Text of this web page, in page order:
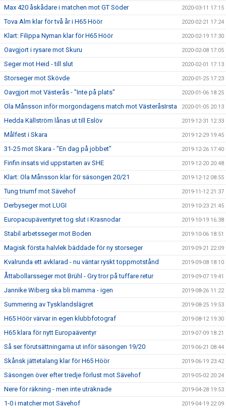
Max 420 åskådare i matchen mot GT Söder 2020-03-11 17:15
Tova Alm klar för två år i H65 Höör 2020-02-21 17:24
Klart: Filippa Nyman klar för H65 Höör 2020-02-19 17:30
Oavgjort i rysare mot Skuru 2020-02-08 17:05
Seger mot Heid - till slut 2020-02-01 17:13
Storseger mot Skövde 2020-01-25 17:23
Oavgjort mot Västerås - "Inte på plats" 2020-01-06 18:25
Ola Månsson inför morgondagens match mot VästeråsIrsta 2020-01-05 20:13
Hedda Källström lånas ut till Eslöv 2019-12-31 12:33
Målfest i Skara 2019-12-29 19:45
31-25 mot Skara - "En dag på jobbet" 2019-12-26 17:40
Finfin insats vid uppstarten av SHE 2019-12-20 20:48
Klart: Ola Månsson klar för säsongen 20/21 2019-12-12 08:55
Tung triumf mot Sävehof 2019-11-12 21:37
Derbyseger mot LUGI 2019-10-23 21:45
Europacupäventyret tog slut i Krasnodar 2019-10-19 16:38
Stabil arbetsseger mot Boden 2019-10-06 18:51
Magisk första halvlek bäddade för ny storseger 2019-09-21 22:09
Kvalrunda ett avklarad - nu väntar ryskt toppmotstånd 2019-09-08 18:10
Åttabollarsseger mot Brühl - Gry tror på tuffare retur 2019-09-07 19:41
Jannike Wiberg ska bli mamma - igen 2019-08-26 11:22
Summering av Tysklandslägret 2019-08-25 19:53
H65 Höör värvar in egen klubbfotograf 2019-08-12 19:30
H65 klara för nytt Europaäventyr 2019-07-09 18:21
Så ser förutsättningarna ut inför säsongen 19/20 2019-06-21 08:44
Skånsk jättetalang klar för H65 Höör 2019-06-19 23:42
Säsongen över efter tredje förlust mot Sävehof 2019-05-02 20:24
Nere för räkning - men inte uträknade 2019-04-28 19:53
1-0 i matcher mot Sävehof 2019-04-19 22:09